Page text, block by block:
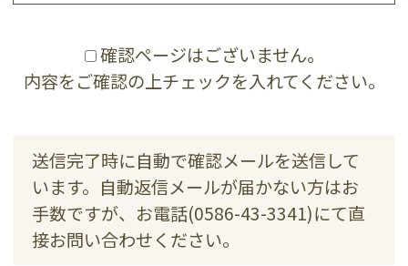
確認ページはございません。
内容をご確認の上チェックを入れてください。
送信完了時に自動で確認メールを送信して
います。 自動返信メールが届かない方はお
手数ですが、 お電話(0586-43-3341)にて直
接お問い合わせください。